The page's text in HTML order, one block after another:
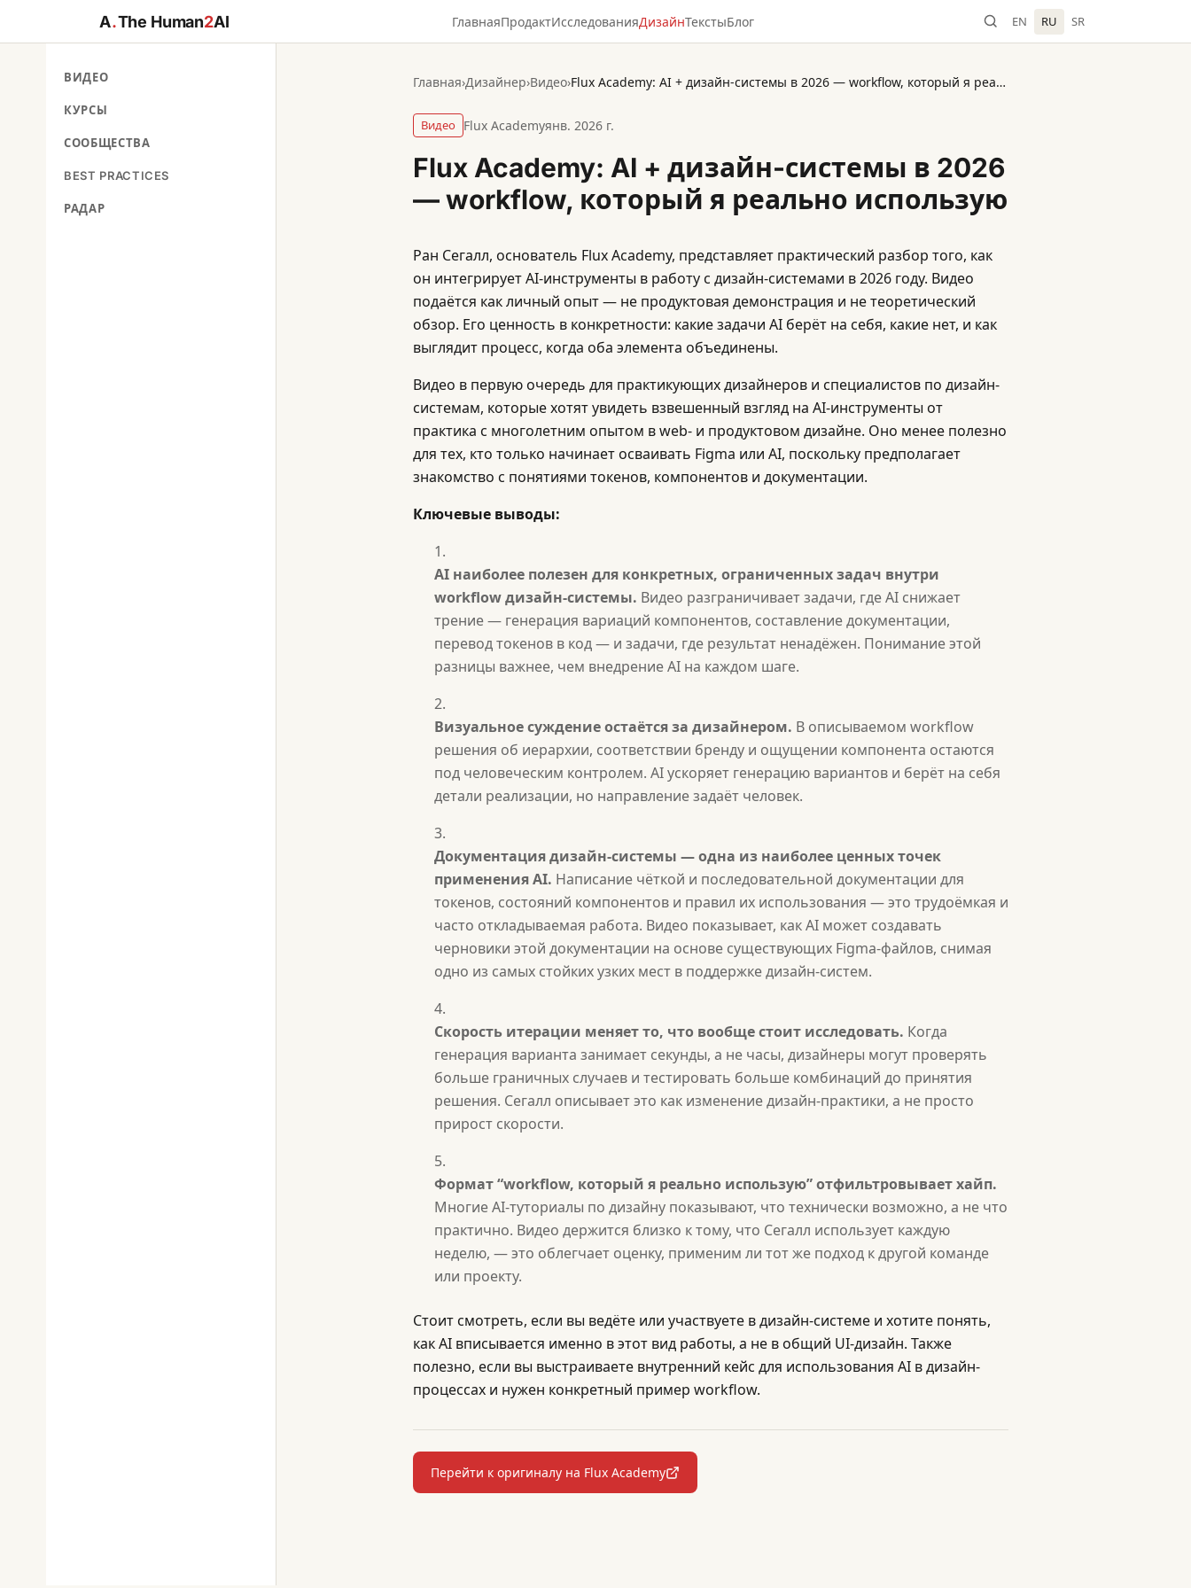
A.The Human2AI ГлавнаяПродактИсследованияДизайнТекстыБлог EN RU SR
ВИДЕО
КУРСЫ
СООБЩЕСТВА
BEST PRACTICES
РАДАР
Главная›Дизайнер›Видео› Flux Academy: AI + дизайн-системы в 2026 — workflow, который я реально использую
Видео Flux Academyянв. 2026 г.
Flux Academy: AI + дизайн-системы в 2026
— workflow, который я реально использую
Ран Сегалл, основатель Flux Academy, представляет практический разбор того, как
он интегрирует AI-инструменты в работу с дизайн-системами в 2026 году. Видео
подаётся как личный опыт — не продуктовая демонстрация и не теоретический
обзор. Его ценность в конкретности: какие задачи AI берёт на себя, какие нет, и как
выглядит процесс, когда оба элемента объединены.
Видео в первую очередь для практикующих дизайнеров и специалистов по дизайн-
системам, которые хотят увидеть взвешенный взгляд на AI-инструменты от
практика с многолетним опытом в web- и продуктовом дизайне. Оно менее полезно
для тех, кто только начинает осваивать Figma или AI, поскольку предполагает
знакомство с понятиями токенов, компонентов и документации.
Ключевые выводы:
AI наиболее полезен для конкретных, ограниченных задач внутри
workflow дизайн-системы. Видео разграничивает задачи, где AI снижает
трение — генерация вариаций компонентов, составление документации,
перевод токенов в код — и задачи, где результат ненадёжен. Понимание этой
разницы важнее, чем внедрение AI на каждом шаге.
Визуальное суждение остаётся за дизайнером. В описываемом workflow
решения об иерархии, соответствии бренду и ощущении компонента остаются
под человеческим контролем. AI ускоряет генерацию вариантов и берёт на себя
детали реализации, но направление задаёт человек.
Документация дизайн-системы — одна из наиболее ценных точек
применения AI. Написание чёткой и последовательной документации для
токенов, состояний компонентов и правил их использования — это трудоёмкая и
часто откладываемая работа. Видео показывает, как AI может создавать
черновики этой документации на основе существующих Figma-файлов, снимая
одно из самых стойких узких мест в поддержке дизайн-систем.
Скорость итерации меняет то, что вообще стоит исследовать. Когда
генерация варианта занимает секунды, а не часы, дизайнеры могут проверять
больше граничных случаев и тестировать больше комбинаций до принятия
решения. Сегалл описывает это как изменение дизайн-практики, а не просто
прирост скорости.
Формат “workflow, который я реально использую” отфильтровывает хайп.
Многие AI-туториалы по дизайну показывают, что технически возможно, а не что
практично. Видео держится близко к тому, что Сегалл использует каждую
неделю, — это облегчает оценку, применим ли тот же подход к другой команде
или проекту.
Стоит смотреть, если вы ведёте или участвуете в дизайн-системе и хотите понять,
как AI вписывается именно в этот вид работы, а не в общий UI-дизайн. Также
полезно, если вы выстраиваете внутренний кейс для использования AI в дизайн-
процессах и нужен конкретный пример workflow.
Перейти к оригиналу на Flux Academy